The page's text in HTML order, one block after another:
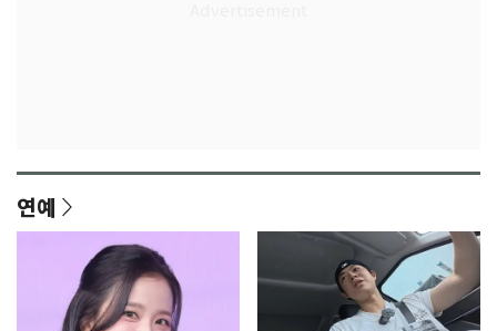
연예